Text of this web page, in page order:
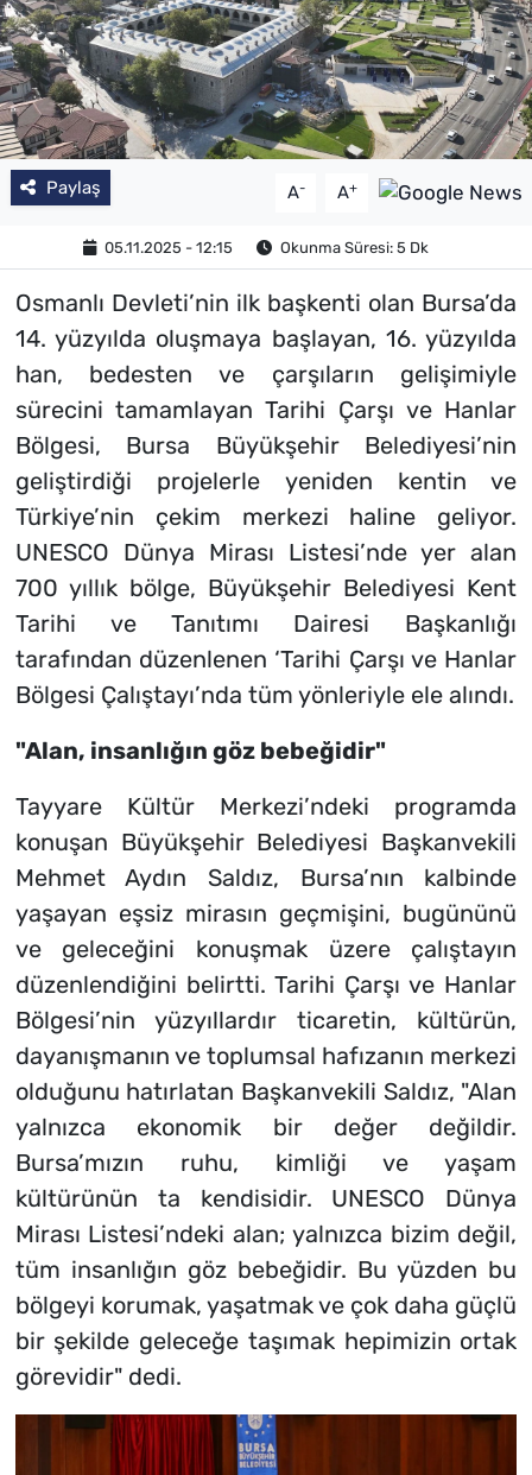
Paylaş A- A+
05.11.2025 - 12:15 Okunma Süresi: 5 Dk
Osmanlı Devleti’nin ilk başkenti olan Bursa’da
14. yüzyılda oluşmaya başlayan, 16. yüzyılda
han, bedesten ve çarşıların gelişimiyle
sürecini tamamlayan Tarihi Çarşı ve Hanlar
Bölgesi, Bursa Büyükşehir Belediyesi’nin
geliştirdiği projelerle yeniden kentin ve
Türkiye’nin çekim merkezi haline geliyor.
UNESCO Dünya Mirası Listesi’nde yer alan
700 yıllık bölge, Büyükşehir Belediyesi Kent
Tarihi ve Tanıtımı Dairesi Başkanlığı
tarafından düzenlenen ‘Tarihi Çarşı ve Hanlar
Bölgesi Çalıştayı’nda tüm yönleriyle ele alındı.
"Alan, insanlığın göz bebeğidir"
Tayyare Kültür Merkezi’ndeki programda
konuşan Büyükşehir Belediyesi Başkanvekili
Mehmet Aydın Saldız, Bursa’nın kalbinde
yaşayan eşsiz mirasın geçmişini, bugününü
ve geleceğini konuşmak üzere çalıştayın
düzenlendiğini belirtti. Tarihi Çarşı ve Hanlar
Bölgesi’nin yüzyıllardır ticaretin, kültürün,
dayanışmanın ve toplumsal hafızanın merkezi
olduğunu hatırlatan Başkanvekili Saldız, "Alan
yalnızca ekonomik bir değer değildir.
Bursa’mızın ruhu, kimliği ve yaşam
kültürünün ta kendisidir. UNESCO Dünya
Mirası Listesi’ndeki alan; yalnızca bizim değil,
tüm insanlığın göz bebeğidir. Bu yüzden bu
bölgeyi korumak, yaşatmak ve çok daha güçlü
bir şekilde geleceğe taşımak hepimizin ortak
görevidir" dedi.